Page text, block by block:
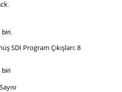
biri.
SDI Program Çıkışları: 8
biri